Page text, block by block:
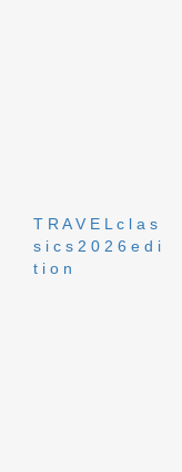
T R A V E L c l a s
s i c s 2 0 2 6 e d i
t i o n